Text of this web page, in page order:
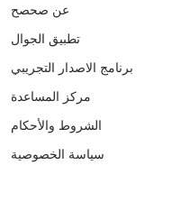
عن صحصح
تطبيق الجوال
برنامج الاصدار التجريبي
مركز المساعدة
الشروط والأحكام
سياسة الخصوصية